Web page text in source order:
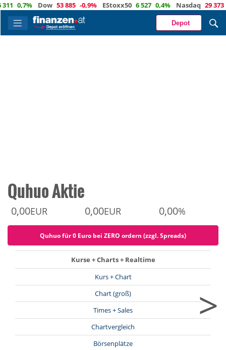
0,7% Dow 53 885 -0,9% EStoxx50 6 527 0,4% Nasdaq 29 373 -
Depot
Quhuo Aktie
0,00EUR 0,00EUR 0,00%
Quhuo für 0 Euro bei ZERO ordern (zzgl. Spreads)
Kurse + Charts + Realtime
Kurs + Chart
Chart (groß)
Times + Sales
Chartvergleich
Börsenplätze
>